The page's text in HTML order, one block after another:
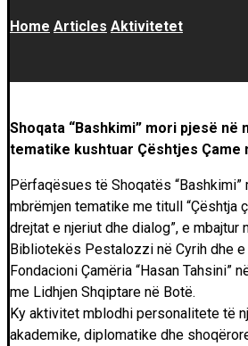
Home Articles Aktivitetet
Shoqata “Bashkimi” mori pjesë në
tematike kushtuar Çështjes Çame
Përfaqësues të Shoqatës “Bashkimi”
mbrëmjen tematike me titull “Çështja
drejtat e njeriut dhe dialog”, e mbajtur
Bibliotekës Pestalozzi në Cyrih dhe e
Fondacioni Çamëria “Hasan Tahsini”
me Lidhjen Shqiptare në Botë.
Ky aktivitet mblodhi personalitete të
akademike, diplomatike dhe